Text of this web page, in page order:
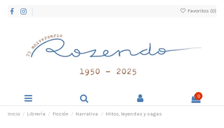
Favoritos (0)
0
Inicio Librería Ficción Narrativa Mitos, leyendas y sagas